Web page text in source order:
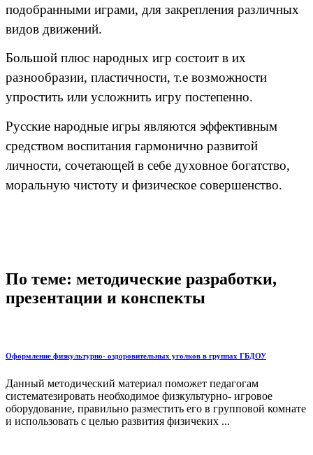
подобранными играми, для закрепления различных
видов движений.
Большой плюс народных игр состоит в их
разнообразии, пластичности, т.е возможности
упростить или усложнить игру постепенно.
Русские народные игры являются эффективным
средством воспитания гармонично развитой
личности, сочетающей в себе духовное богатство,
моральную чистоту и физическое совершенство.
По теме: методические разработки,
презентации и конспекты
Оформление физкультурно- оздоровительных уголков в группах ГБДОУ
Данный методический материал поможет педагогам
систематезировать необходимое физкультурно- игровое
оборудование, правильно разместить его в групповой комнате
и использовать с целью развития физичеких ...